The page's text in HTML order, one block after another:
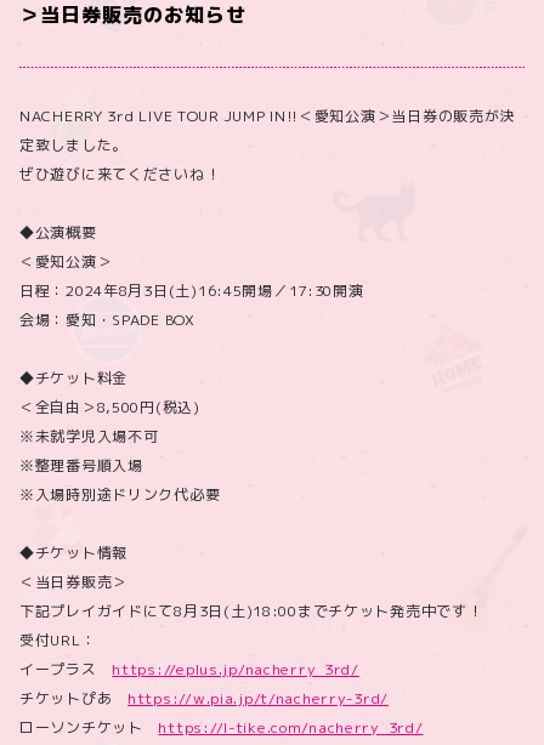
＞当日券販売のお知らせ
NACHERRY 3rd LIVE TOUR JUMP IN!!＜愛知公演＞当日券の販売が決
定致しました。
ぜひ遊びに来てくださいね！
◆公演概要
＜愛知公演＞
日程：2024年8月3日(土)16:45開場／17:30開演
会場：愛知・SPADE BOX
◆チケット料金
＜全自由＞8,500円(税込)
※未就学児入場不可
※整理番号順入場
※入場時別途ドリンク代必要
◆チケット情報
＜当日券販売＞
下記プレイガイドにて8月3日(土)18:00までチケット発売中です！
受付URL：
イープラス https://eplus.jp/nacherry_3rd/
チケットぴあ https://w.pia.jp/t/nacherry-3rd/
ローソンチケット https://l-tike.com/nacherry_3rd/